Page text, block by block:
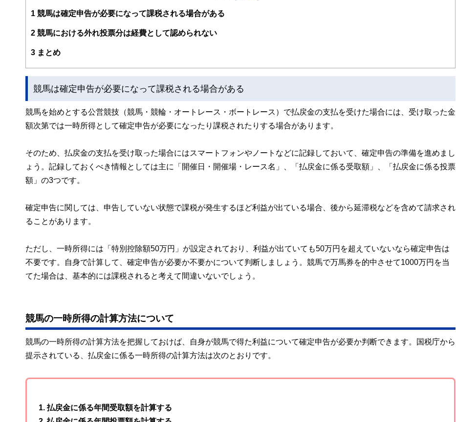
案から記事掲載まですべての工程に関わることで、読者目線のコンテンツを追求しています。
FinancialFieldの特徴は、ファイナンシャルプランナー、弁護士、税理士、宅地建物取引士、相続診断士、住宅ローンアドバイザー、DCプランナ
ー、公認会計士、社会保険労務士、行政書士、投資アナリスト、キャリアコンサルタントなど150名以上の有資格者を執筆者・監修者として迎
私たちは、快適でより良い生活のアイデアを提供するお金のコンシェルジュを目指します。
1 競馬は確定申告が必要になって課税される場合がある
2 競馬における外れ投票分は経費として認められない
3 まとめ
競馬は確定申告が必要になって課税される場合がある
競馬を始めとする公営競技（競馬・競輪・オートレース・ボートレース）で払戻金の支払を受けた場合には、受け取った金
額次第では一時所得として確定申告が必要になったり課税されたりする場合があります。
そのため、払戻金の支払を受け取った場合にはスマートフォンやノートなどに記録しておいて、確定申告の準備を進めまし
ょう。記録しておくべき情報としては主に「開催日・開催場・レース名」、「払戻金に係る受取額」、「払戻金に係る投票
額」の3つです。
確定申告に関しては、申告していない状態で課税が発生するほど利益が出ている場合、後から延滞税などを含めて請求され
ることがあります。
ただし、一時所得には「特別控除額50万円」が設定されており、利益が出ていても50万円を超えていないなら確定申告は
不要です。自身で計算して、確定申告が必要か不要かについて判断しましょう。競馬で万馬券を的中させて1000万円を当
てた場合は、基本的には課税されると考えて間違いないでしょう。
競馬の一時所得の計算方法について
競馬の一時所得の計算方法を把握しておけば、自身が競馬で得た利益について確定申告が必要か判断できます。国税庁から
提示されている、払戻金に係る一時所得の計算方法は次のとおりです。
1. 払戻金に係る年間受取額を計算する